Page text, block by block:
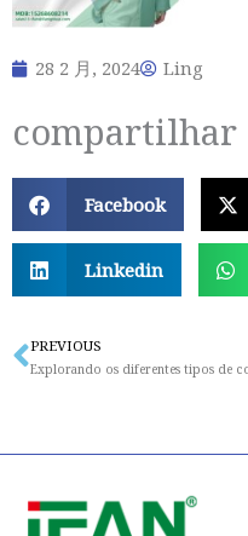
28 2 月, 2024 Ling
compartilhar
Facebook
Linkedin
Prev
PREVIOUS